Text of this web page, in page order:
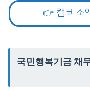
👉 캠코 소
국민행복기금 채